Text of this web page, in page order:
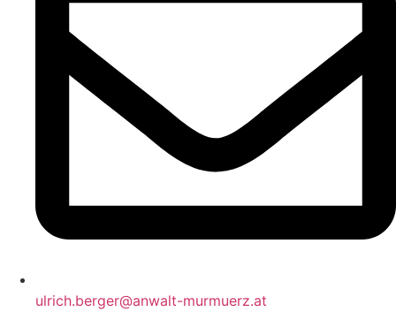
ulrich.berger@anwalt-murmuerz.at